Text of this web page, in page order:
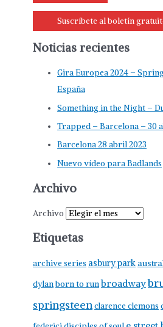
Suscríbete al boletín
Noticias recientes
Gira Europea 2024 –
España
Something in the Night –
Trapped – Barcelona – 30
Barcelona 28 abril 2023
Nuevo vídeo para Badlands
Archivo
Archivo
Etiquetas
archive series asbury park
dylanborn to runbroadway
springsteenclarence clemons